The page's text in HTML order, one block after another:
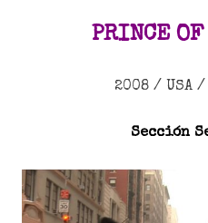
PRINCE OF
2008 / USA
Sección